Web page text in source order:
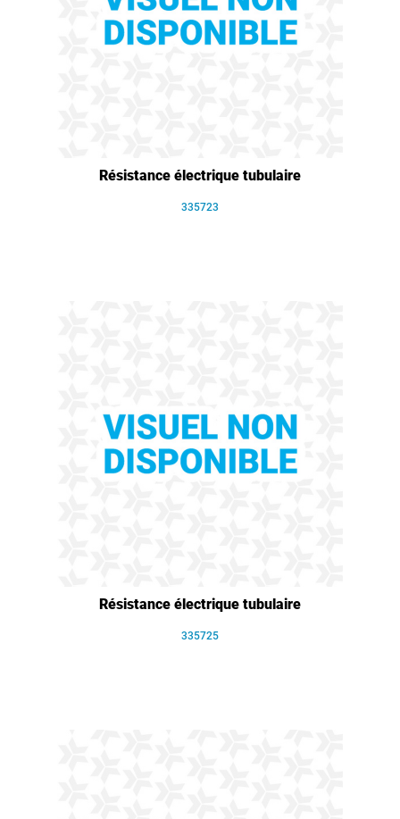
Résistance électrique tubulaire
335723
Résistance électrique tubulaire
335725